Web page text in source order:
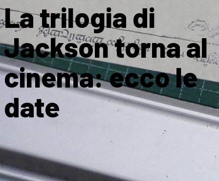
La trilogia di
Jackson torna al
cinema: ecco le
date